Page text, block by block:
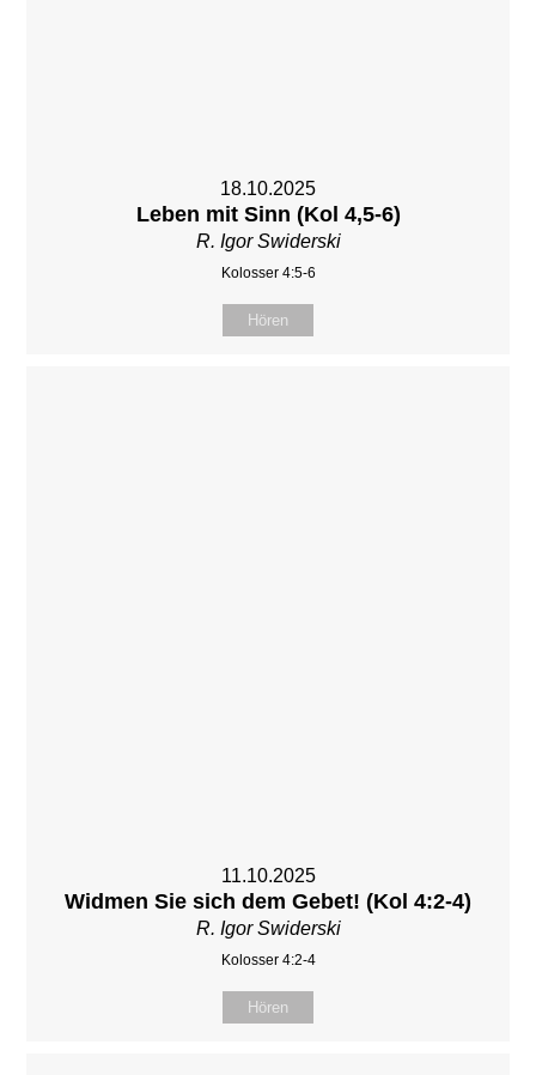
18.10.2025
Leben mit Sinn (Kol 4,5-6)
R. Igor Swiderski
Kolosser 4:5-6
Hören
11.10.2025
Widmen Sie sich dem Gebet! (Kol 4:2-4)
R. Igor Swiderski
Kolosser 4:2-4
Hören